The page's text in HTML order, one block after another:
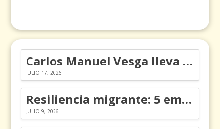
Carlos Manuel Vesga lleva el nombre de Colombia a los Emmy
JULIO 17, 2026
Resiliencia migrante: 5 emociones y cómo gestionarlas
JULIO 9, 2026